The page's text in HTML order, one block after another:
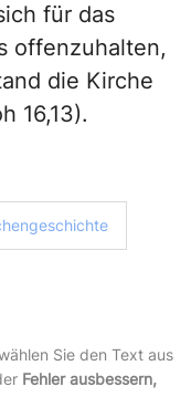
für das
offenzuhalten,
die Kirche
16,13).
Sie den Text aus
Fehler ausbessern,